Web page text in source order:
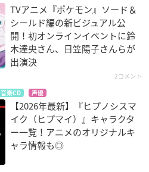
TVアニメ『ポケモン』ソード＆
シールド編の新ビジュアル公
開！初オンラインイベントに鈴
木達央さん、日笠陽子さんらが
出演決
2コメント
音楽CD 声優
【2026年最新】『ヒプノシスマ
イク（ヒプマイ）』キャラクタ
ー一覧！アニメのオリジナルキ
ャラ情報も◎